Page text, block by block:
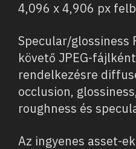
4,096 x 4,906 px
Specular/glossiness
követő JPEG-
rendelkezésre
occlusion,
roughness és
Az ingyenes asset-